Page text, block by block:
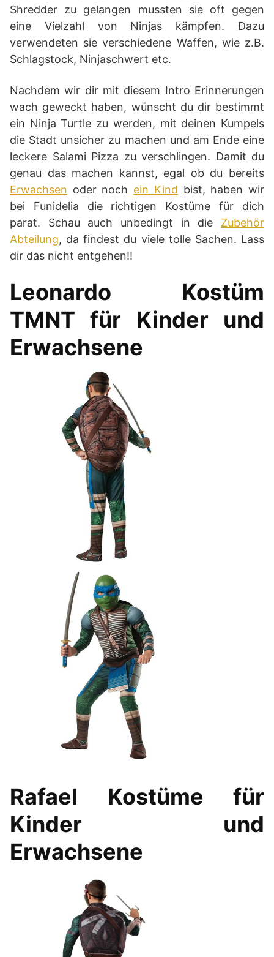
Shredder zu gelangen mussten sie oft gegen
eine Vielzahl von Ninjas kämpfen. Dazu
verwendeten sie verschiedene Waffen, wie z.B.
Schlagstock, Ninjaschwert etc.
Nachdem wir dir mit diesem Intro Erinnerungen
wach geweckt haben, wünscht du dir bestimmt
ein Ninja Turtle zu werden, mit deinen Kumpels
die Stadt unsicher zu machen und am Ende eine
leckere Salami Pizza zu verschlingen. Damit du
genau das machen kannst, egal ob du bereits
Erwachsen oder noch ein Kind bist, haben wir
bei Funidelia die richtigen Kostüme für dich
parat. Schau auch unbedingt in die Zubehör
Abteilung, da findest du viele tolle Sachen. Lass
dir das nicht entgehen!!
Leonardo Kostüm
TMNT für Kinder und
Erwachsene
Rafael Kostüme für
Kinder und
Erwachsene